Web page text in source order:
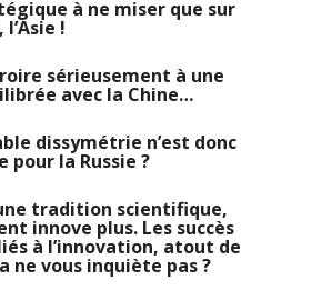
à ne miser que sur
!
sérieusement à une
avec la Chine…
dissymétrie n’est donc
pour la Russie ?
tradition scientifique,
innove plus. Les succès
à l’innovation, atout de
ne vous inquiète pas ?